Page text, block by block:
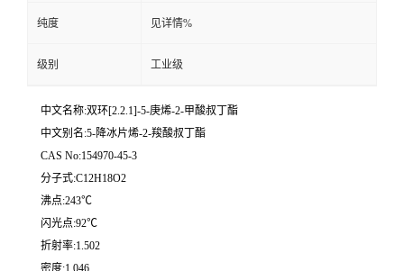
纯度 见详情%
级别 工业级
中文名称:双环[2.2.1]-5-庚烯-2-甲酸叔丁酯
中文别名:5-降冰片烯-2-羧酸叔丁酯
CAS No:154970-45-3
分子式:C12H18O2
沸点:243℃
闪光点:92℃
折射率:1.502